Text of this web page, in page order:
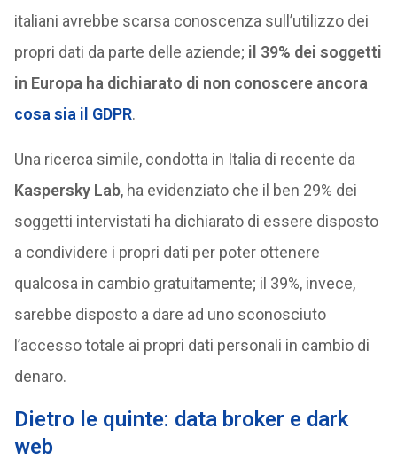
italiani avrebbe scarsa conoscenza sull’utilizzo dei
propri dati da parte delle aziende; il 39% dei soggetti
in Europa ha dichiarato di non conoscere ancora
cosa sia il GDPR.
Una ricerca simile, condotta in Italia di recente da
Kaspersky Lab, ha evidenziato che il ben 29% dei
soggetti intervistati ha dichiarato di essere disposto
a condividere i propri dati per poter ottenere
qualcosa in cambio gratuitamente; il 39%, invece,
sarebbe disposto a dare ad uno sconosciuto
l’accesso totale ai propri dati personali in cambio di
denaro.
Dietro le quinte: data broker e dark
web